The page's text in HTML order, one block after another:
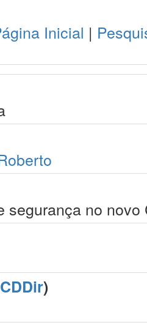
Inicial |
segurança no novo
CDDir)